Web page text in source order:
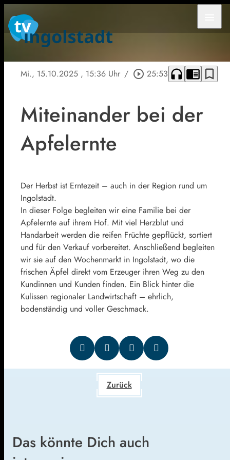
Mi., 15.10.2025 , 15:36 Uhr / play_circle_outline 25:53 headphones chrome_reader_mode bookmark_border
Miteinander bei der
Apfelernte
Der Herbst ist Erntezeit – auch in der Region rund um
Ingolstadt.
In dieser Folge begleiten wir eine Familie bei der
Apfelernte auf ihrem Hof. Mit viel Herzblut und
Handarbeit werden die reifen Früchte gepflückt, sortiert
und für den Verkauf vorbereitet. Anschließend begleiten
wir sie auf den Wochenmarkt in Ingolstadt, wo die
frischen Äpfel direkt vom Erzeuger ihren Weg zu den
Kundinnen und Kunden finden. Ein Blick hinter die
Kulissen regionaler Landwirtschaft – ehrlich,
bodenständig und voller Geschmack.
Zurück
Das könnte Dich auch